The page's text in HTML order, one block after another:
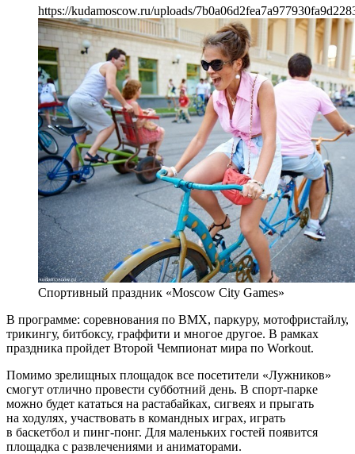
https://kudamoscow.ru/uploads/
Спортивный праздник «Moscow City Games»
В программе: соревнования по BMX, паркуру, мотофристайлу,
трикингу, битбоксу, граффити и многое другое. В рамках
праздника пройдет Второй Чемпионат мира по Workout.
Помимо зрелищных площадок все посетители «Лужников»
смогут отлично провести субботний день. В спорт-парке
можно будет кататься на растабайках, сигвеях и прыгать
на ходулях, участвовать в командных играх, играть
в баскетбол и пинг-понг. Для маленьких гостей появится
площадка с развлечениями и аниматорами.